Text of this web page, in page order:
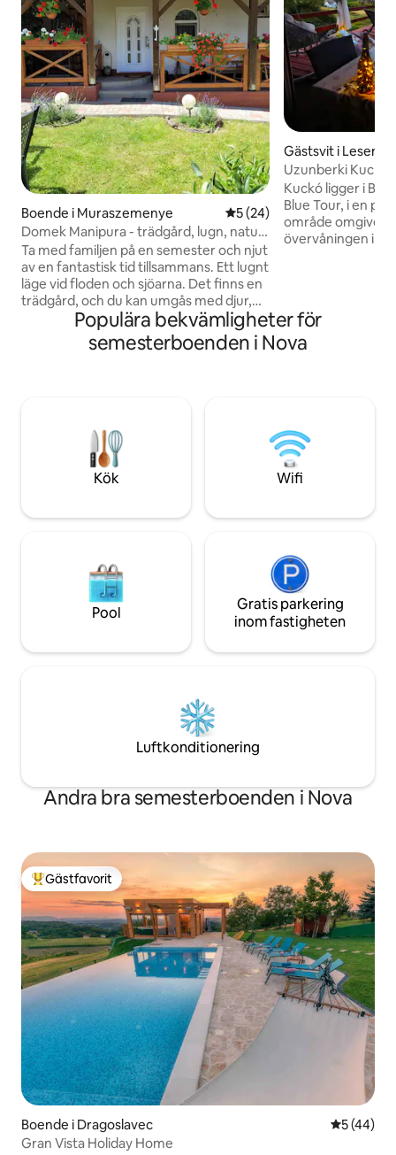
Boende i Muraszemenye 5 av 5 i genomsnittligt
5 (24)
Domek Manipura - trädgård, lugn, natur.
Termy Lenti.
Ta med familjen på en semester och njut
av en fantastisk tid tillsammans. Ett lugnt
läge vid floden och sjöarna. Det finns en
trädgård, och du kan umgås med djur,
bland annat hästar, katter, hundar och
fåglar vid fiskesjöarna. Avkopplande
familjepromenader, cykelleder och
fots, och det finns många sjöar för fiske.
Information kan erhållas via privat
meddelande. Du är inbjuden
Gästsvit i
Uzunberki Kuckó
Balaton Uplands
Kuckó ligger i
Blue Tour, i en
område omgivet
övervåningen i
vare kylskåpet -
Populära bekvämligheter för
semesterboenden i Nova
Kök Wifi
Pool
Gratis parkering
inom fastigheten
Luftkonditionering
Andra bra semesterboenden i Nova
Populär gästfavorit
Gästfavorit
Boende i Dragoslavec 5 av 5 i
5 (44)
Gran Vista Holiday Home